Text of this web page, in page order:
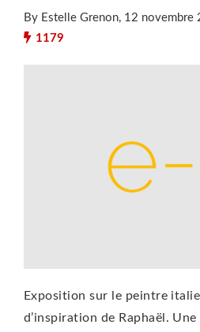
By Estelle Grenon, 12 novembre
1179
Exposition sur le peintre
d’inspiration de Raphaël.